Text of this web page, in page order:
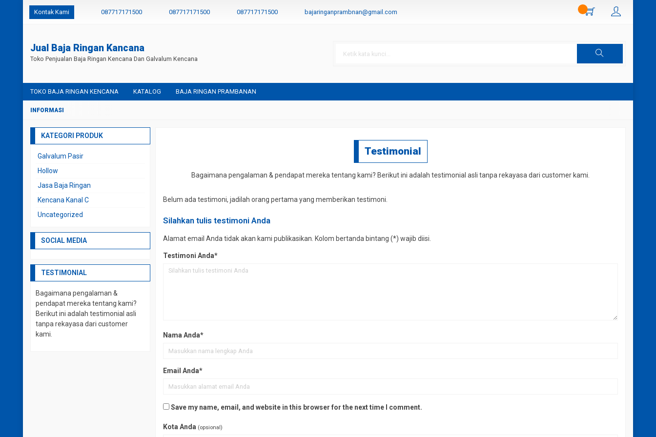
Kontak Kami 087717171500 087717171500 087717171500 bajaringanprambnan@gmail.com
Jual Baja Ringan Kancana
Toko Penjualan Baja Ringan Kencana Dan Galvalum Kencana
TOKO BAJA RINGAN KENCANA KATALOG BAJA RINGAN PRAMBANAN
Testimonial
Bagaimana pengalaman & pendapat mereka tentang kami? Berikut ini adalah testimonial asli tanpa rekayasa dari customer kami.
Belum ada testimoni, jadilah orang pertama yang memberikan testimoni.
Silahkan tulis testimoni Anda
Alamat email Anda tidak akan kami publikasikan. Kolom bertanda bintang (*) wajib diisi.
Testimoni Anda*
Nama Anda*
Email Anda*
Save my name, email, and website in this browser for the next time I comment.
Kota Anda (opsional)
KATEGORI PRODUK
Galvalum Pasir
Hollow
Jasa Baja Ringan
Kencana Kanal C
Uncategorized
SOCIAL MEDIA
TESTIMONIAL
Bagaimana pengalaman &
pendapat mereka tentang kami?
Berikut ini adalah testimonial asli
tanpa rekayasa dari customer
kami.